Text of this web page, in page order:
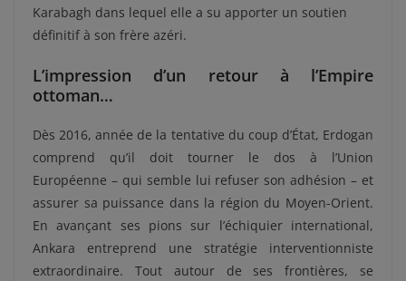
Karabagh dans lequel elle a su apporter un soutien
définitif à son frère azéri.
L’impression d’un retour à l’Empire
ottoman…
Dès 2016, année de la tentative du coup d’État, Erdogan
comprend qu’il doit tourner le dos à l’Union
Européenne – qui semble lui refuser son adhésion – et
assurer sa puissance dans la région du Moyen-Orient.
En avançant ses pions sur l’échiquier international,
Ankara entreprend une stratégie interventionniste
extraordinaire. Tout autour de ses frontières, se